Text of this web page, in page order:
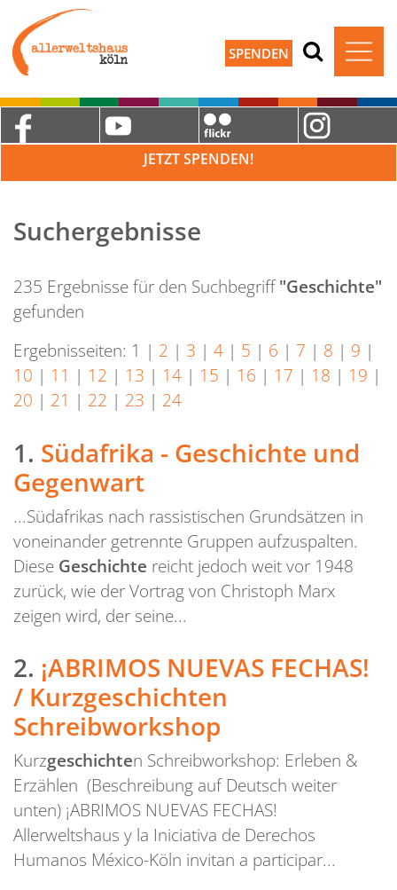
SPENDEN
JETZT SPENDEN!
Suchergebnisse
235 Ergebnisse für den Suchbegriff"Geschichte"
gefunden
Ergebnisseiten: 1 | 2 | 3 | 4 | 5 | 6 | 7 | 8 | 9 |
10 | 11 | 12 | 13 | 14 | 15 | 16 | 17 | 18 | 19 |
20 | 21 | 22 | 23 | 24
1. Südafrika - Geschichte und
Gegenwart
...Südafrikas nach rassistischen Grundsätzen in
voneinander getrennte Gruppen aufzuspalten.
Diese Geschichte reicht jedoch weit vor 1948
zurück, wie der Vortrag von Christoph Marx
zeigen wird, der seine...
2. ¡ABRIMOS NUEVAS FECHAS!
/ Kurzgeschichten
Schreibworkshop
Kurzgeschichten Schreibworkshop: Erleben &
Erzählen (Beschreibung auf Deutsch weiter
unten) ¡ABRIMOS NUEVAS FECHAS!
Allerweltshaus y la Iniciativa de Derechos
Humanos México-Köln invitan a participar...